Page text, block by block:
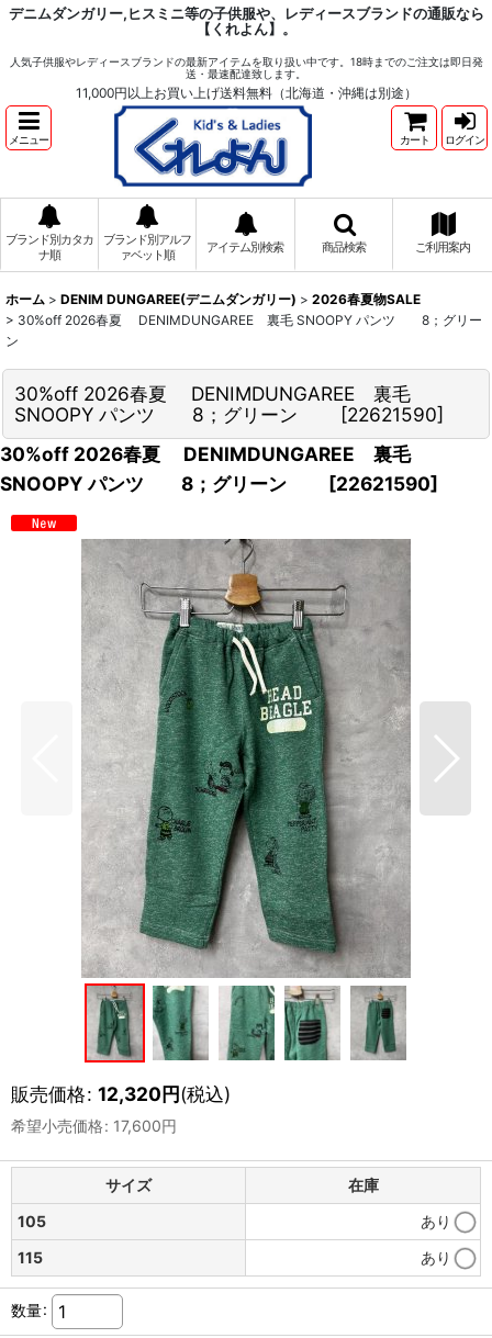
デニムダンガリー,ヒスミニ等の子供服や、レディースブランドの通販なら
【くれよん】。
人気子供服やレディースブランドの最新アイテムを取り扱い中です。18時までのご注文は即日発
送・最速配達致します。
11,000円以上お買い上げ送料無料（北海道・沖縄は別途）
メニュー カート ログイン
ブランド別カタカ
ナ順
ブランド別アルフ
ァベット順
アイテム別検索 商品検索 ご利用案内
ホーム > DENIM DUNGAREE(デニムダンガリー) > 2026春夏物SALE
> 30%off 2026春夏 DENIMDUNGAREE 裏毛 SNOOPY パンツ 8；グリー
ン
30%off 2026春夏 DENIMDUNGAREE 裏毛
SNOOPY パンツ 8；グリーン
[22621590]
30%off 2026春夏 DENIMDUNGAREE 裏毛
SNOOPY パンツ 8；グリーン
[22621590]
販売価格: 12,320円(税込)
希望小売価格: 17,600円
サイズ
在庫
105
あり
115
あり
数量: